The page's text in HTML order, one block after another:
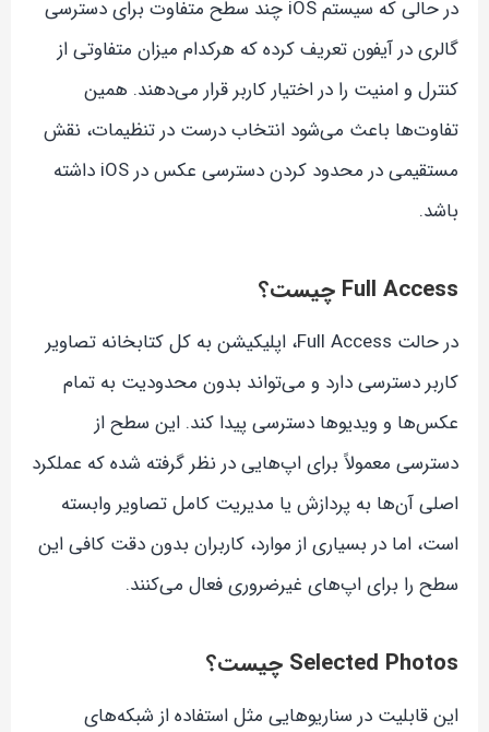
در حالی که سیستم iOS چند سطح متفاوت برای دسترسی
گالری در آیفون تعریف کرده که هرکدام میزان متفاوتی از
کنترل و امنیت را در اختیار کاربر قرار می‌دهند. همین
تفاوت‌ها باعث می‌شود انتخاب درست در تنظیمات، نقش
مستقیمی در محدود کردن دسترسی عکس در iOS داشته
باشد.
Full Access چیست؟
در حالت Full Access، اپلیکیشن به کل کتابخانه تصاویر
کاربر دسترسی دارد و می‌تواند بدون محدودیت به تمام
عکس‌ها و ویدیوها دسترسی پیدا کند. این سطح از
دسترسی معمولاً برای اپ‌هایی در نظر گرفته شده که عملکرد
اصلی آن‌ها به پردازش یا مدیریت کامل تصاویر وابسته
است، اما در بسیاری از موارد، کاربران بدون دقت کافی این
سطح را برای اپ‌های غیرضروری فعال می‌کنند.
Selected Photos چیست؟
این قابلیت در سناریوهایی مثل استفاده از شبکه‌های